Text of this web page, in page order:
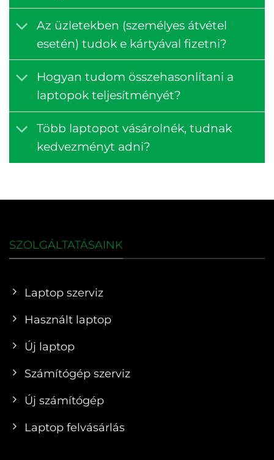
Az üzletekben (személyes átvétel
esetén) tudok e kártyával fizetni?
Hogyan tudom összehasonlítani a
laptopok teljesítményét?
Több laptopot vásárolnék, tudnak
kedvezményt adni?
SZOLGÁLTATÁSAINK
Laptop szerviz
Használt laptop
Új laptop
Számítógép szerviz
Új számítógép
Laptop felvásárlás